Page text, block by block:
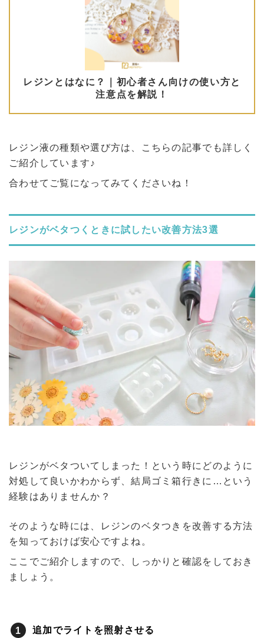
レジン液の種類や選び方は、こちらの記事でも詳しく
ご紹介しています♪
合わせてご覧になってみてくださいね！
レジンがベタつくときに試したい改善方法3選
レジンがベタついてしまった！という時にどのように
対処して良いかわからず、結局ゴミ箱行きに…という
経験はありませんか？
そのような時には、レジンのベタつきを改善する方法
を知っておけば安心ですよね。
ここでご紹介しますので、しっかりと確認をしておき
ましょう。
追加でライトを照射させる